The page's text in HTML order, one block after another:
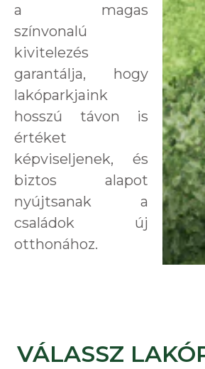
a magas
színvonalú
kivitelezés
garantálja, hogy
lakóparkjaink
hosszú távon is
értéket
képviseljenek, és
biztos alapot
nyújtsanak a
családok új
otthonához.
VÁLASSZ